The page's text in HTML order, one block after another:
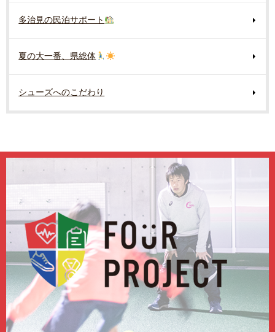
多治見の民泊サポート
夏の大一番、県総体
シューズへのこだわり